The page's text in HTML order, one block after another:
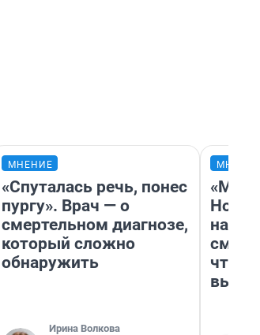
МНЕНИЕ
«Спуталась речь, понес
пургу». Врач — о
смертельном диагнозе,
который сложно
обнаружить
Ирина Волкова
«Мы